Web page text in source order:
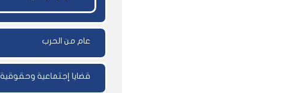
عام من الحرب
قضايا إجتماعية وحقوقية